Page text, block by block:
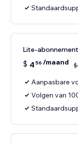
Lite-abonnement
$ 4 56 /maand $
Aanpasbare
Volgen van